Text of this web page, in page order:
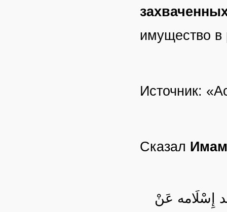
имущество в
Источник:
Сказал
إِسْلَامه عَنْ